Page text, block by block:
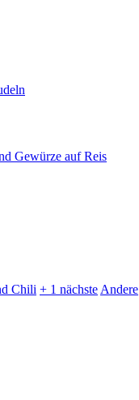
Gewürze auf Reis
Chili + 1 nächste Andere